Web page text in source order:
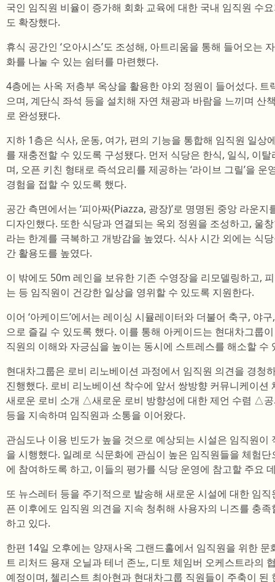
국인 임직원 비율이 증가해 회화 교육에 대한 국내 임직원 수
도 확장했다.
휴식 공간인 ‘오아시스’도 조성해, 아트리움을 통해 들어오는
화를 나눌 수 있는 쉼터를 마련했다.
4층에는 사옥 저층부 옥상을 활용한 야외 정원이 들어섰다.
으며, 계단식 좌석 등을 설치해 자연 채광과 바람을 느끼며 산
로 완성됐다.
지하 1층은 식사, 운동, 여가, 편의 기능을 통합해 임직원 일상
를 재충전할 수 있도록 구성됐다. 먼저 식당은 한식, 일식, 이
며, 오픈 키친 형태로 즉석요리를 제공하는 ‘라이브 그릴’을
경험을 접할 수 있도록 했다.
공간 측면에서는 ‘피아짜(Piazza, 광장)’로 명명된 중앙 라운
디자인했다. 또한 식당과 연결되는 옥외 정원을 조성하고, 울
라는 한계를 극복하고 개방감을 높였다. 식사 시간 외에는 식
간 활용도를 높였다.
이 밖에도 50m 레인을 보유한 기존 수영장을 리모델링하고,
는 등 임직원이 건강한 일상을 영위할 수 있도록 지원한다.
이어 ‘아케이드’에서는 레이싱 시뮬레이터와 더불어 축구, 야
으로 즐길 수 있도록 했다. 이를 통해 아케이드는 현대차그룹
직원의 이해와 자긍심을 높이는 동시에 스트레스를 해소할 수
현대차그룹은 로비 리노베이션 과정에서 임직원 의견을 경청
진행했다. 로비 리노베이션 착수에 앞서 쌍방향 커뮤니케이션
새로운 로비 소개 △새로운 로비 방향성에 대한 제언 수렴 △
등을 지속하며 임직원과 소통을 이어왔다.
관심도나 이용 빈도가 높을 것으로 예상되는 시설은 임직원이
을 시행했다. 일례로 식문화에 관심이 높은 임직원들을 체험
에 참여하도록 하고, 이들의 평가를 식당 운영에 참고할 주요
또 뉴스레터 등을 주기적으로 발송해 새로운 시설에 대한 임
픈 이후에도 임직원 의견을 지속 청취해 사용자의 니즈를 충
하고 있다.
한편 14일 오후에는 양재사옥 그랜드홀에서 임직원을 위한
트 리처드 용재 오닐과 테너 존노, 디토 체임버 오케스트라의
예정이며, 첼리스트 최아현과 현대차그룹 직원들이 주축이